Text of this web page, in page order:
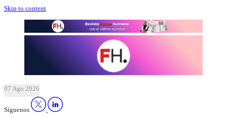
Skip to content
07 Ago 2026
Síguenos